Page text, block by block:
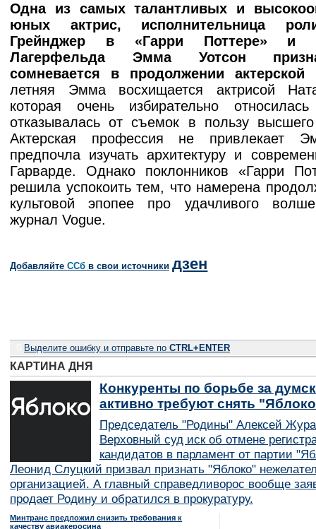
Одна из самых талантливых и
юных актрис, исполнительница
Грейнджер в «Гарри Поттере» и
Лагерфельда Эмма Уотсон
сомневается в продолжении актерской
летняя Эмма восхищается актрисой
которая очень избирательно
отказывалась от съемок в пользу
Актерская профессия не привлекает
предпочла изучать архитектуру и
Гарварде. Однако поклонников «Гарри
решила успокоить тем, что намерена
культовой эпопее про удачливого
журнал Vogue.
Добавляйте CСб в свои источники дзен
Выделите ошибку и отправьте по CTRL+ENTER
КАРТИНА ДНЯ
Конкуренты по борьбе за
активно требуют снять
Председатель "Родины" Алексей
Верховный суд иск об отмене
кандидатов в парламент от партии
Леонид Слуцкий призвал признать "Яблоко"
организацией. А главный справедливорос вообще
продает Родину и обратился в прокуратуру.
Минтранс предложил снизить требования к
качеству авиакеросина